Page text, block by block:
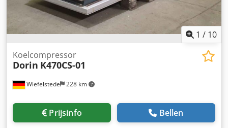
1 / 10
Wiefelstede 228 km
Koelcompressor
Dorin K470CS-01
Prijsinfo Bellen